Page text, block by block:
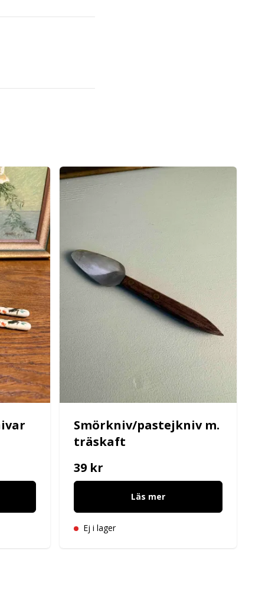
Smörkniv/pastejkniv m.
träskaft
39 kr
Läs mer
Ej i lager